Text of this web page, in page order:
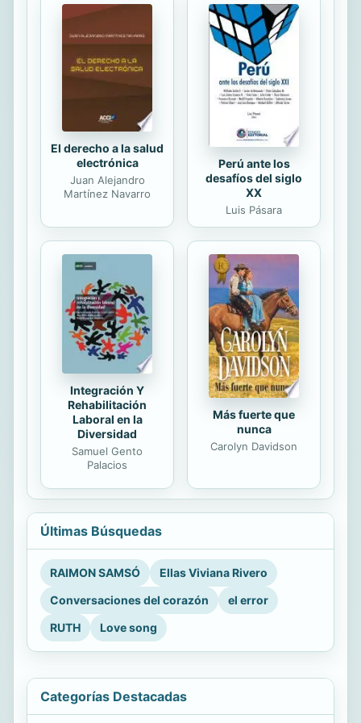
estadísticas y de tratamiento de
datos a la información disponible en
el SIM para facilitar su análisis,
interpretación y posterior
presentación en informes
comerciales. - Elaborar informes a
El derecho a la salud
electrónica
Juan Alejandro
Martínez Navarro
Perú ante los
desafíos del siglo
XX
Luis Pásara
Integración Y
Rehabilitación
Laboral en la
Diversidad
Samuel Gento
Palacios
Más fuerte que
nunca
Carolyn Davidson
Últimas Búsquedas
RAIMON SAMSÓ
Ellas Viviana Rivero
Conversaciones del corazón
el error
RUTH
Love song
Categorías Destacadas